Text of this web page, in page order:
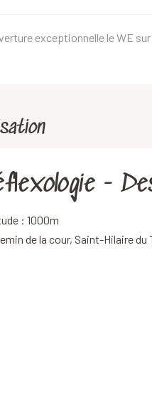
exceptionnelle le WE
-
: 1000m
de la cour, Saint-Hilaire